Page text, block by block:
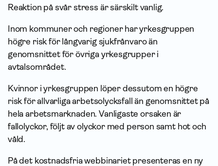
Reaktion på svår stress är särskilt vanlig.
Inom kommuner och regioner har yrkesgruppen
högre risk för långvarig sjukfrånvaro än
genomsnittet för övriga yrkesgrupper i
avtalsområdet.
Kvinnor i yrkesgruppen löper dessutom en högre
risk för allvarliga arbetsolycksfall än genomsnittet på
hela arbets­marknaden. Vanligaste orsaken är
fallolyckor, följt av olyckor med person samt hot och
våld.
På det kostnadsfria webbinariet presenteras en ny